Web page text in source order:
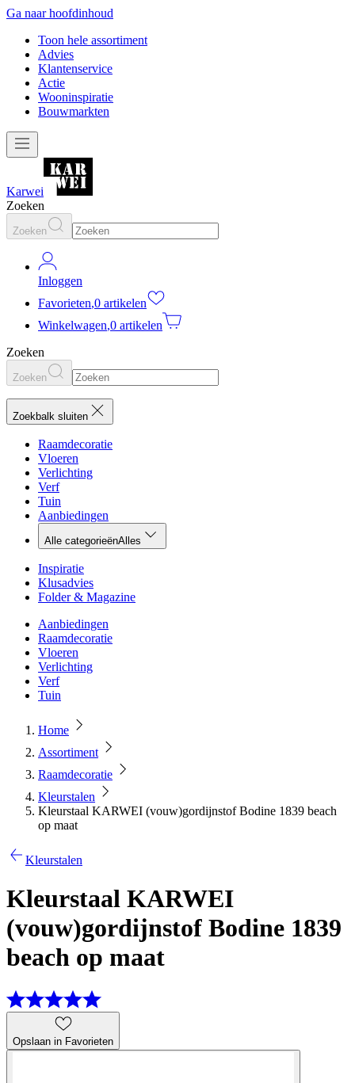
Ga naar hoofdinhoud
Toon hele assortiment
Advies
Klantenservice
Actie
Wooninspiratie
Bouwmarkten
Karwei
Zoeken
Zoeken
Inloggen
Favorieten,0 artikelen
Winkelwagen,0 artikelen
Zoeken
Zoeken
Zoekbalk sluiten
Raamdecoratie
Vloeren
Verlichting
Verf
Tuin
Aanbiedingen
Alle categorieënAlles
Inspiratie
Klusadvies
Folder & Magazine
Aanbiedingen
Raamdecoratie
Vloeren
Verlichting
Verf
Tuin
Home
Assortiment
Raamdecoratie
Kleurstalen
Kleurstaal KARWEI (vouw)gordijnstof Bodine 1839 beach
op maat
Kleurstalen
Kleurstaal KARWEI
(vouw)gordijnstof Bodine 1839
beach op maat
Opslaan in Favorieten